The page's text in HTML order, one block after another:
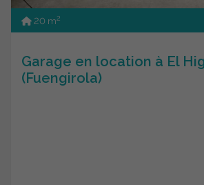
20 m2
Garage en location à El
(Fuengirola)